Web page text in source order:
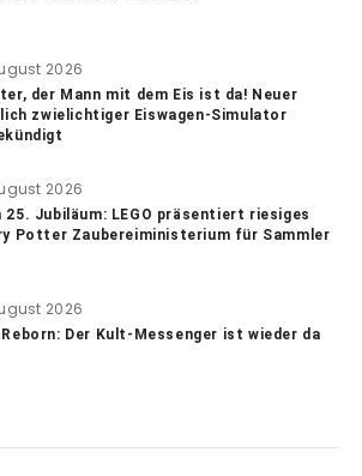
2026
der Mann mit dem Eis ist da! Neuer
zwielichtiger Eiswagen-Simulator
2026
25. Jubiläum: LEGO präsentiert riesiges
Potter Zaubereiministerium für Sammler
2026
Reborn: Der Kult-Messenger ist wieder da